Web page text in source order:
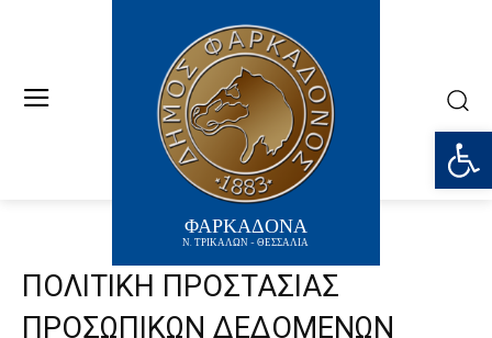
ΦΑΡΚΑΔΟΝΑ
Ν. ΤΡΙΚΑΛΩΝ - ΘΕΣΣΑΛΙΑ
ΠΟΛΙΤΙΚΗ ΠΡΟΣΤΑΣΙΑΣ
ΠΡΟΣΩΠΙΚΩΝ ΔΕΔΟΜΕΝΩΝ